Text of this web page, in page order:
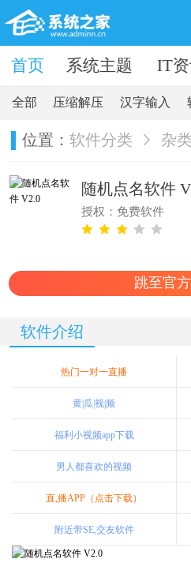
软件 系统主题 IT
首页
全部 压缩解压 汉字输入
位置： 软件分类 杂
随机点名软件
授权：免费软件
跳至官
软件介绍
热门一对一直播
黄|瓜|视|频
福利小视频app下载
男人都喜欢的视频
直,播APP（点击下载）
附近带SE,交友软件